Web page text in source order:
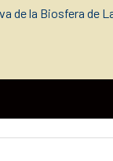
de la Biosfera de